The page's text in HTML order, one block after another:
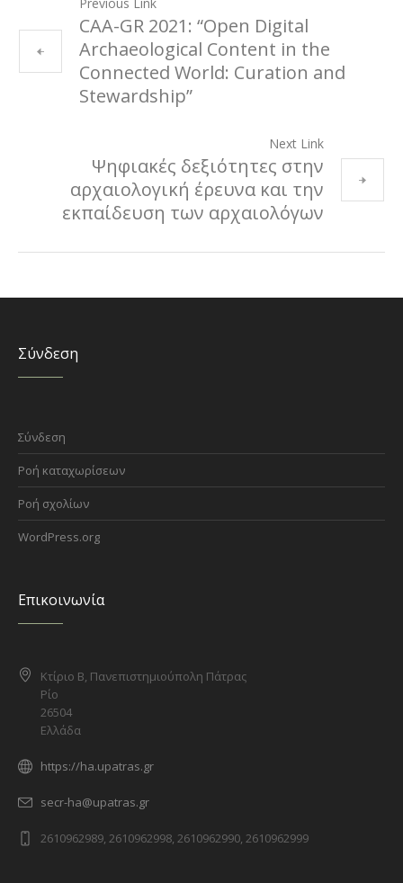
Previous Link
CAA-GR 2021: “Open Digital
Archaeological Content in the
Connected World: Curation and
Stewardship”
Next Link
Ψηφιακές δεξιότητες στην
αρχαιολογική έρευνα και την
εκπαίδευση των αρχαιολόγων
Σύνδεση
Σύνδεση
Ροή καταχωρίσεων
Ροή σχολίων
WordPress.org
Επικοινωνία
Κτίριο Β, Πανεπιστημιούπολη Πάτρας
Ρίο
26504
Ελλάδα
https://ha.upatras.gr
secr-ha@upatras.gr
2610962989, 2610962998, 2610962990, 2610962999